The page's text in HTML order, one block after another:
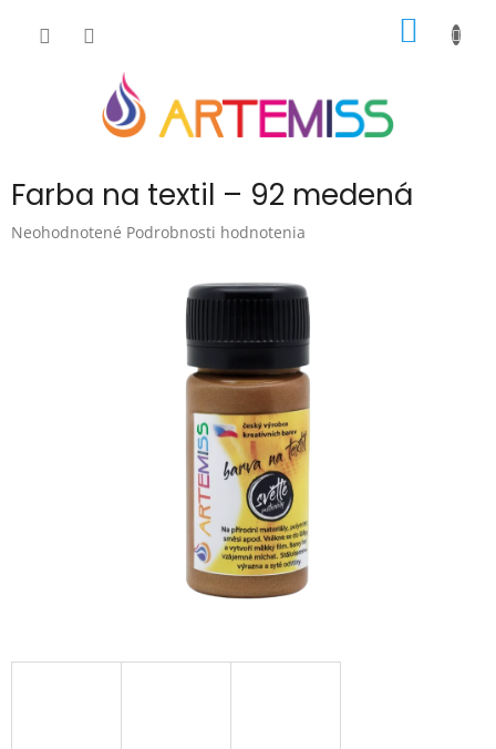
Farba na textil – 92 medená
Priemerné
Neohodnotené Podrobnosti hodnotenia